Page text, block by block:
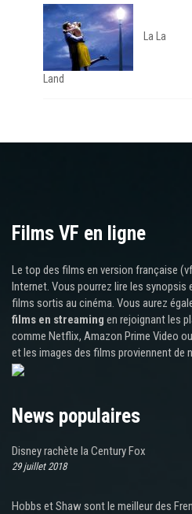
La La
Land
Films VF en ligne
Le top des films en version française
Internet. Vous pourrez lire les synopsis
films sortis au cinéma. Vous aurez
films en streaming en rejoignant les
comme Netflix, Amazon Prime Video
et les images des films proviennent de
News populaires
Disney rachète la Century Fox
29 juillet 2018
Hobbs et Shaw sont le meilleur des